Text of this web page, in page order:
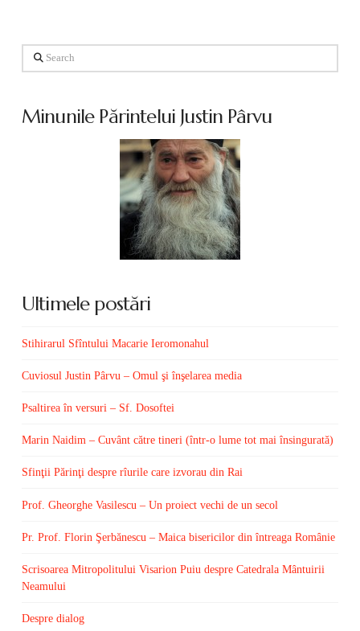
Search
Minunile Părintelui Justin Pârvu
Ultimele postări
Stihirarul Sfîntului Macarie Ieromonahul
Cuviosul Justin Pârvu – Omul şi înşelarea media
Psaltirea în versuri – Sf. Dosoftei
Marin Naidim – Cuvânt către tineri (într-o lume tot mai însingurată)
Sfinţii Părinţi despre rîurile care izvorau din Rai
Prof. Gheorghe Vasilescu – Un proiect vechi de un secol
Pr. Prof. Florin Şerbănescu – Maica bisericilor din întreaga Românie
Scrisoarea Mitropolitului Visarion Puiu despre Catedrala Mântuirii
Neamului
Despre dialog